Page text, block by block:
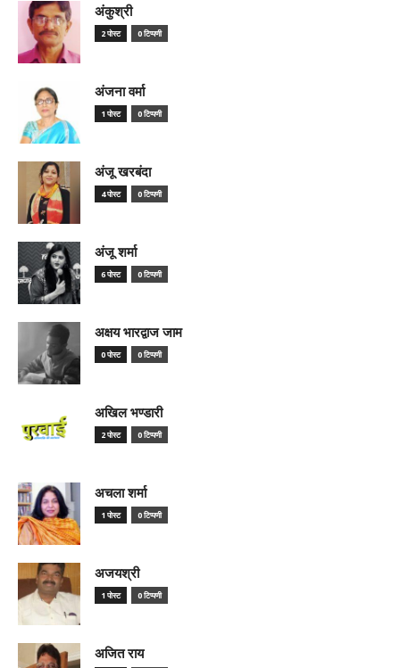
अंकुश्री
2 पोस्ट 0 टिप्पणी
अंजना वर्मा
1 पोस्ट 0 टिप्पणी
अंजू खरबंदा
4 पोस्ट 0 टिप्पणी
अंजू शर्मा
6 पोस्ट 0 टिप्पणी
अक्षय भारद्वाज जाम
0 पोस्ट 0 टिप्पणी
अखिल भण्डारी
2 पोस्ट 0 टिप्पणी
अचला शर्मा
1 पोस्ट 0 टिप्पणी
अजयश्री
1 पोस्ट 0 टिप्पणी
अजित राय